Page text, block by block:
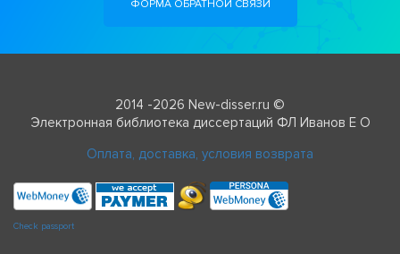
ФОРМА ОБРАТНОЙ СВЯЗИ
2014 -2026 New-disser.ru ©
Электронная библиотека диссертаций ФЛ Иванов Е О
Оплата, доставка, условия возврата
Check passport